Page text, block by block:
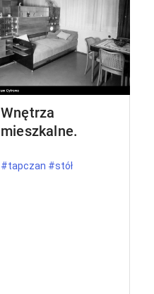
Wnętrza
mieszkalne.
#tapczan #stół